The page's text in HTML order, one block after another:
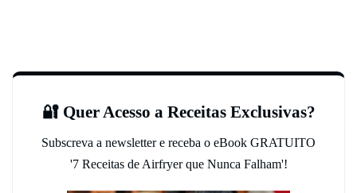
🔐 Quer Acesso a Receitas Exclusivas?
Subscreva a newsletter e receba o eBook GRATUITO
'7 Receitas de Airfryer que Nunca Falham'!